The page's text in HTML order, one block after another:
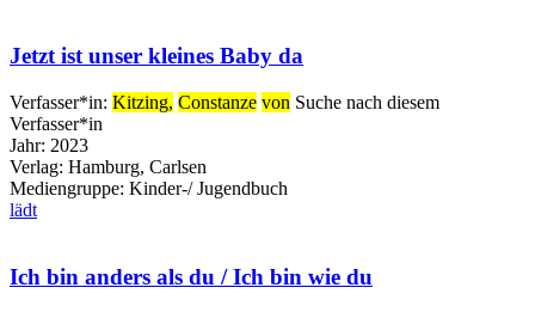
Jetzt ist unser kleines Baby da
Verfasser*in: Kitzing, Constanze von Suche nach diesem
Verfasser*in
Jahr: 2023
Verlag: Hamburg, Carlsen
Mediengruppe: Kinder-/ Jugendbuch
lädt
Ich bin anders als du / Ich bin wie du